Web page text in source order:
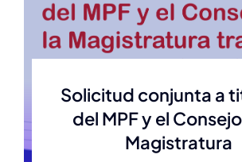
Solicitud conjunta a
del MPF y el
Magistratura